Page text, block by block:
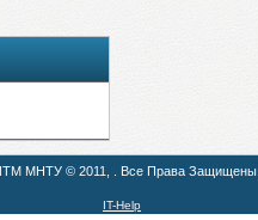
МНТУ © 2011, . Все Права Защищены.
IT-Help